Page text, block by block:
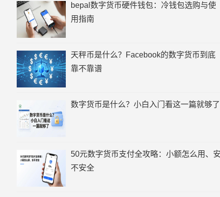
bepal数字货币硬件钱包：冷钱包选购与使
用指南
天秤币是什么？Facebook的数字货币到底
靠不靠谱
数字货币是什么？小白入门看这一篇就够了
50元数字货币支付全攻略：小额怎么用、
不安全